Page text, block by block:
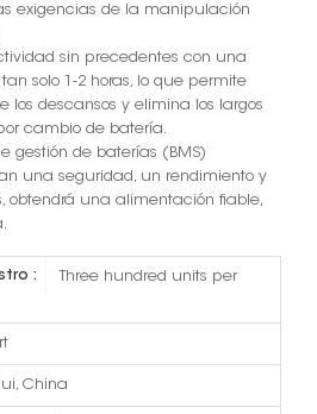
exigencias de la manipulación
sin precedentes con una
solo 1-2 horas, lo que permite
los descansos y elimina los largos
cambio de batería.
gestión de baterías (BMS)
una seguridad, un rendimiento y
obtendrá una alimentación fiable,
: Three hundred units per
China